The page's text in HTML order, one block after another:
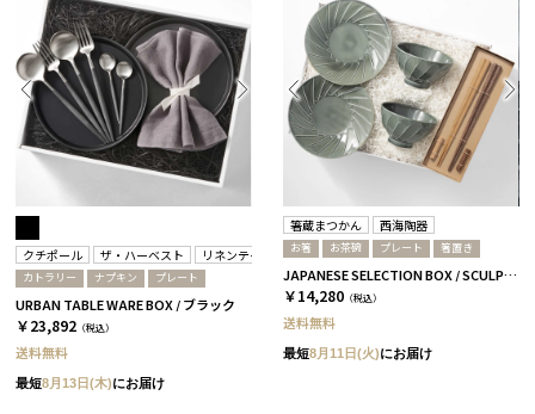
クチポール ザ・ハーベスト リネンテイルズ
カトラリー ナプキン プレート
URBAN TABLE WARE BOX / ブラック
￥23,892 （税込）
送料無料
最短8月13日(木)にお届け
箸蔵まつかん 西海陶器
お箸 お茶碗 プレート 箸置き
JAPANESE SELECTION BOX / SCULPTURE / セージグリーン / さくら＆ウォルナット
￥14,280 （税込）
送料無料
最短8月11日(火)にお届け